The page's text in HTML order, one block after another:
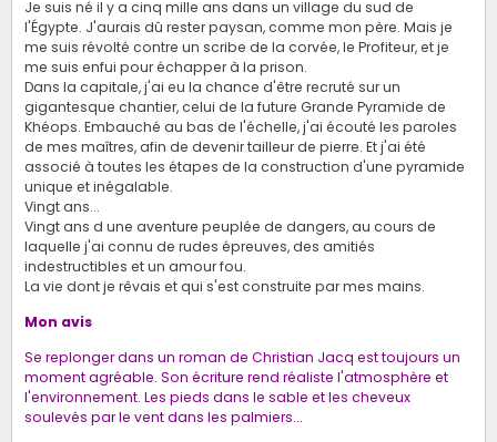
Je suis né il y a cinq mille ans dans un village du sud de
l'Égypte. J'aurais dû rester paysan, comme mon père. Mais je
me suis révolté contre un scribe de la corvée, le Profiteur, et je
me suis enfui pour échapper à la prison.
Dans la capitale, j'ai eu la chance d'être recruté sur un
gigantesque chantier, celui de la future Grande Pyramide de
Khéops. Embauché au bas de l'échelle, j'ai écouté les paroles
de mes maîtres, afin de devenir tailleur de pierre. Et j'ai été
associé à toutes les étapes de la construction d'une pyramide
unique et inégalable.
Vingt ans...
Vingt ans d une aventure peuplée de dangers, au cours de
laquelle j'ai connu de rudes épreuves, des amitiés
indestructibles et un amour fou.
La vie dont je rêvais et qui s'est construite par mes mains.
Mon avis
Se replonger dans un roman de Christian Jacq est toujours un
moment agréable. Son écriture rend réaliste l'atmosphère et
l'environnement. Les pieds dans le sable et les cheveux
soulevés par le vent dans les palmiers...